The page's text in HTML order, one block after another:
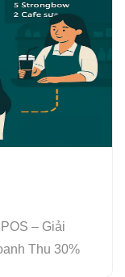
– Giải
Thu 30%